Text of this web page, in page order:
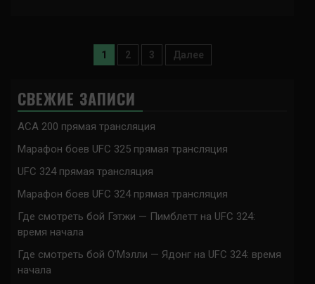
Пагинация
1 2 3 Далее
СВЕЖИЕ ЗАПИСИ
ACA 200 прямая трансляция
Марафон боев UFC 325 прямая трансляция
UFC 324 прямая трансляция
Марафон боев UFC 324 прямая трансляция
Где смотреть бой Гэтжи — Пимблетт на UFC 324:
время начала
Где смотреть бой О’Мэлли — Ядонг на UFC 324: время
начала